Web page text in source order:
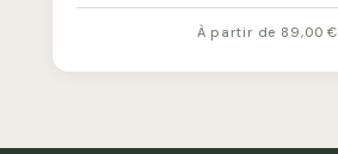
À partir de 89,00 €